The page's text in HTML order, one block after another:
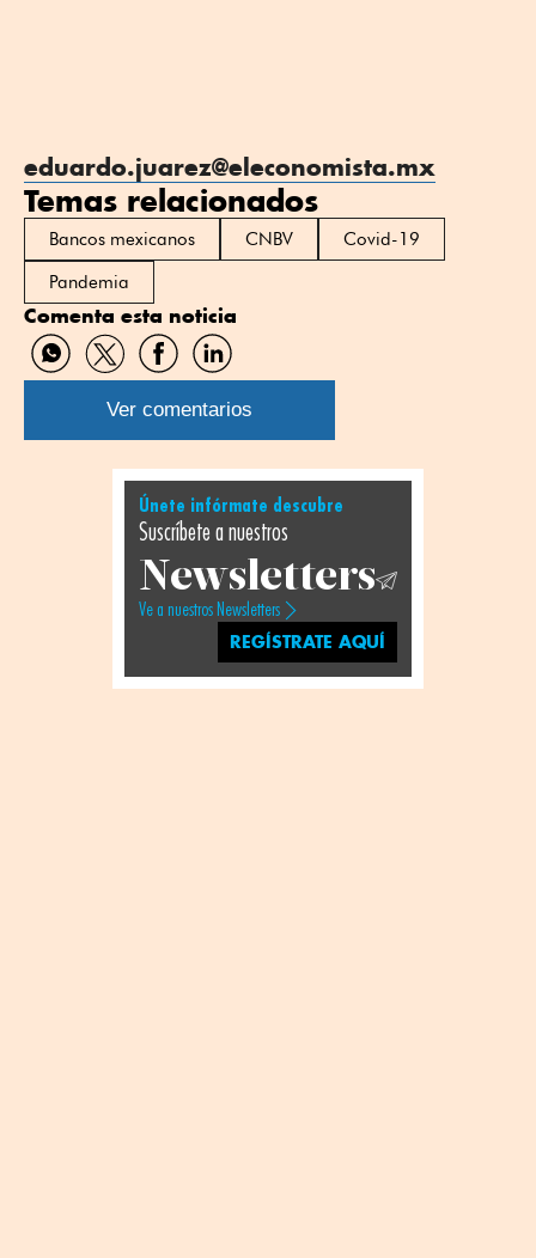
eduardo.juarez@eleconomista.mx
Temas relacionados
Bancos mexicanos CNBV
Covid-19
Pandemia
Comenta esta noticia
Compartir
por
WhatsApp
Compartir
por
Twitter
Compartir
por
Facebook
Compartir
por
Linkedin
Ver comentarios
Únete infórmate descubre
Suscríbete a nuestros
Newsletters
Ve a nuestros Newsletters
REGÍSTRATE AQUÍ